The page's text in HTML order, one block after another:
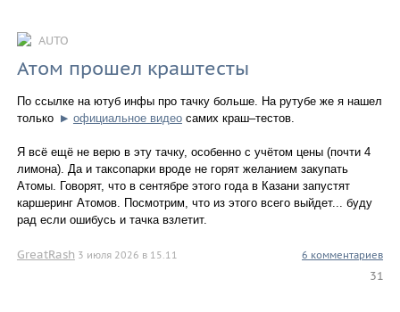
AUTO
Атом прошел краштесты
По ссылке на ютуб инфы про тачку больше. На рутубе же я нашел
только
▶ официальное видеосамих краш–тестов.
Я всё ещё не верю в эту тачку, особенно с учётом цены (почти 4
лимона). Да и таксопарки вроде не горят желанием закупать
Атомы. Говорят, что в сентябре этого года в Казани запустят
каршеринг Атомов. Посмотрим, что из этого всего выйдет... буду
рад если ошибусь и тачка взлетит.
GreatRash 3 июля 2026 в 15.11 6 комментариев
31